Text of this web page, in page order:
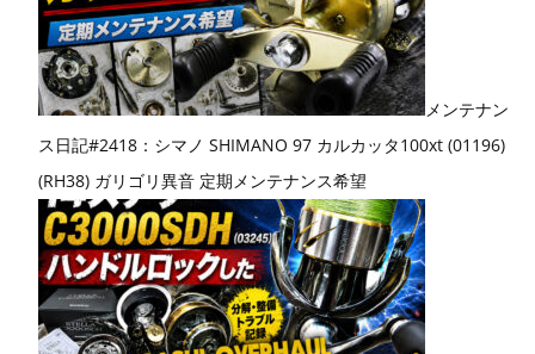
メンテナン
ス日記#2418：シマノ SHIMANO 97 カルカッタ100xt (01196)
(RH38) ガリゴリ異音 定期メンテナンス希望